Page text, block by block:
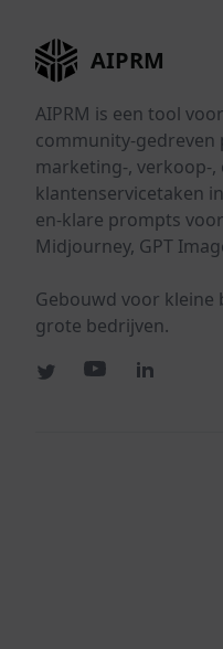
AIPRM
AIPRM is een tool
community-
marketing-, verkoop-
klantenservicetaken
en-klare prompts
Midjourney, GPT
Gebouwd voor
grote bedrijven.